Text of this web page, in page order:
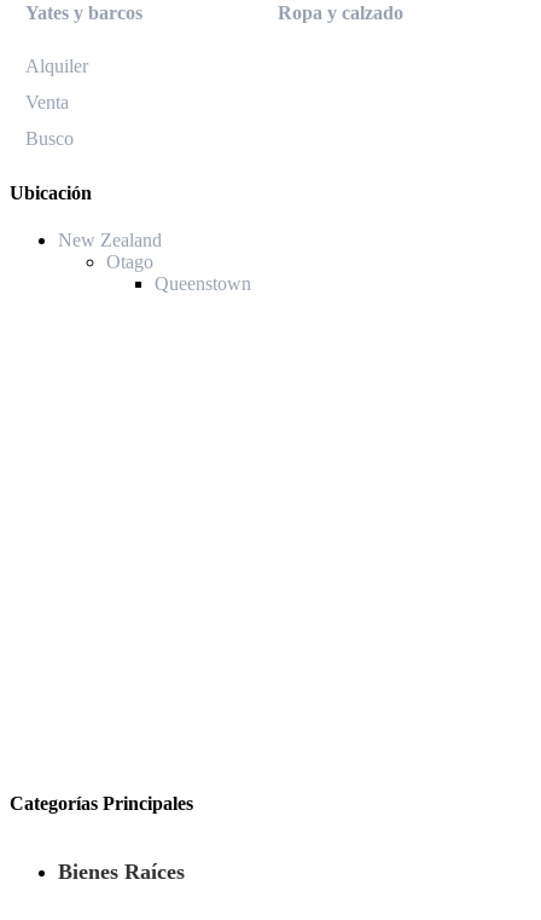
Yates y barcos
Alquiler
Venta
Busco
Ropa y calzado
Ubicación
New Zealand
Otago
Queenstown
Categorías Principales
Bienes Raíces